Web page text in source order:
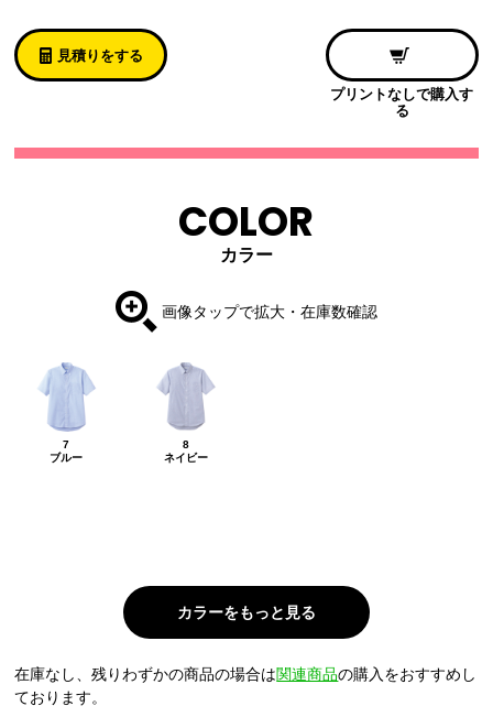
見積りをする
プリントなしで購入す
る
COLOR
カラー
画像タップで拡大・在庫数確認
7
ブルー
8
ネイビー
在庫なし、残りわずかの商品の場合は関連商品の購入をおすすめし
ております。